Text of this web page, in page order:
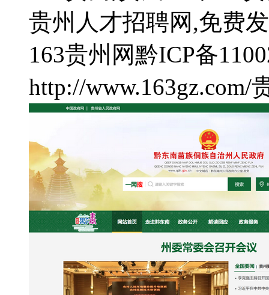
贵州人才招聘网,免费
163贵州网黔ICP备
http://www.163gz.com/